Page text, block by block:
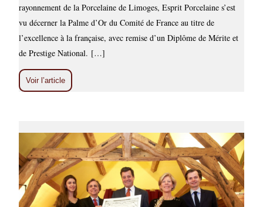
rayonnement de la Porcelaine de Limoges, Esprit Porcelaine s’est
vu décerner la Palme d’Or du Comité de France au titre de
l’excellence à la française, avec remise d’un Diplôme de Mérite et
de Prestige National. […]
Voir l’article